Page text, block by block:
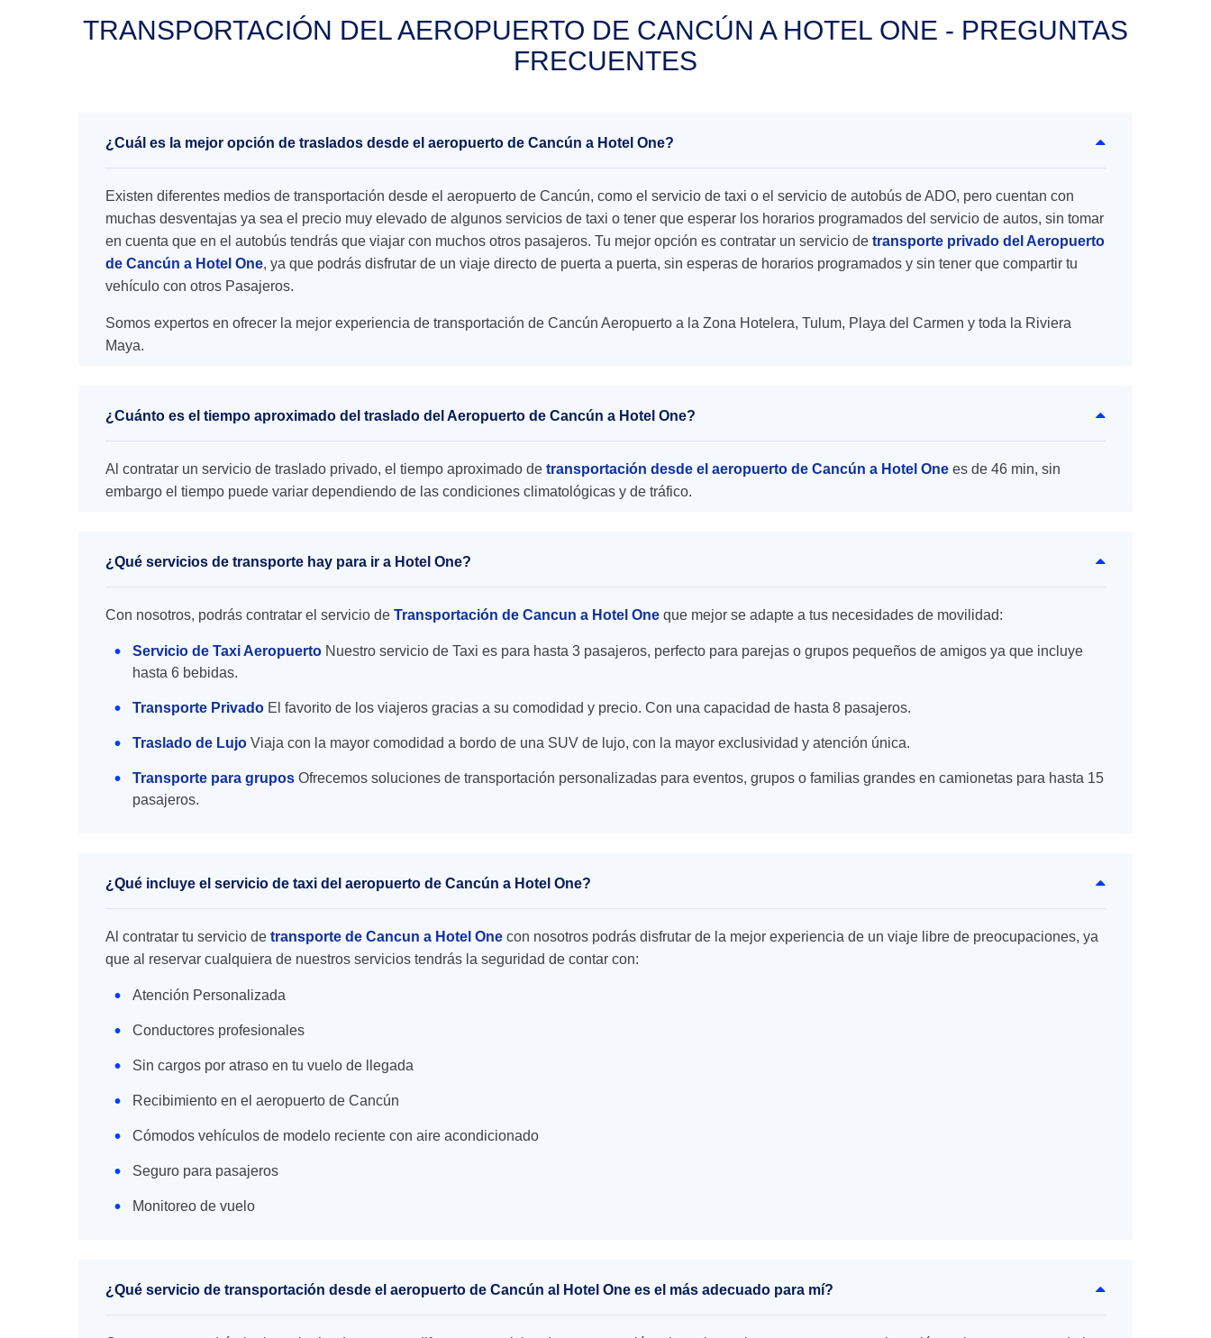
TRANSPORTACIÓN DEL AEROPUERTO DE CANCÚN A HOTEL ONE - PREGUNTAS
FRECUENTES
¿Cuál es la mejor opción de traslados desde el aeropuerto de Cancún a Hotel One?
Existen diferentes medios de transportación desde el aeropuerto de Cancún, como el servicio de taxi o el servicio de autobús de ADO, pero cuentan con
muchas desventajas ya sea el precio muy elevado de algunos servicios de taxi o tener que esperar los horarios programados del servicio de autos, sin tomar
en cuenta que en el autobús tendrás que viajar con muchos otros pasajeros. Tu mejor opción es contratar un servicio de transporte privado del Aeropuerto
de Cancún a Hotel One, ya que podrás disfrutar de un viaje directo de puerta a puerta, sin esperas de horarios programados y sin tener que compartir tu
vehículo con otros Pasajeros.
Somos expertos en ofrecer la mejor experiencia de transportación de Cancún Aeropuerto a la Zona Hotelera, Tulum, Playa del Carmen y toda la Riviera
Maya.
¿Cuánto es el tiempo aproximado del traslado del Aeropuerto de Cancún a Hotel One?
Al contratar un servicio de traslado privado, el tiempo aproximado de transportación desde el aeropuerto de Cancún a Hotel One es de 46 min, sin
embargo el tiempo puede variar dependiendo de las condiciones climatológicas y de tráfico.
¿Qué servicios de transporte hay para ir a Hotel One?
Con nosotros, podrás contratar el servicio de Transportación de Cancun a Hotel One que mejor se adapte a tus necesidades de movilidad:
Servicio de Taxi Aeropuerto Nuestro servicio de Taxi es para hasta 3 pasajeros, perfecto para parejas o grupos pequeños de amigos ya que incluye
hasta 6 bebidas.
Transporte Privado El favorito de los viajeros gracias a su comodidad y precio. Con una capacidad de hasta 8 pasajeros.
Traslado de Lujo Viaja con la mayor comodidad a bordo de una SUV de lujo, con la mayor exclusividad y atención única.
Transporte para grupos Ofrecemos soluciones de transportación personalizadas para eventos, grupos o familias grandes en camionetas para hasta 15
pasajeros.
¿Qué incluye el servicio de taxi del aeropuerto de Cancún a Hotel One?
Al contratar tu servicio de transporte de Cancun a Hotel One con nosotros podrás disfrutar de la mejor experiencia de un viaje libre de preocupaciones, ya
que al reservar cualquiera de nuestros servicios tendrás la seguridad de contar con:
Atención Personalizada
Conductores profesionales
Sin cargos por atraso en tu vuelo de llegada
Recibimiento en el aeropuerto de Cancún
Cómodos vehículos de modelo reciente con aire acondicionado
Seguro para pasajeros
Monitoreo de vuelo
¿Qué servicio de transportación desde el aeropuerto de Cancún al Hotel One es el más adecuado para mí?